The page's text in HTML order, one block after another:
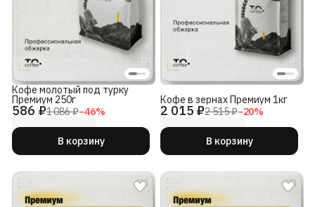
586 ₽1 086 ₽−46%
Кофе молотый под турку
Премиум 250г
В корзину
2 015 ₽2 515 ₽−20%
Кофе в зернах Премиум 1кг
В корзину